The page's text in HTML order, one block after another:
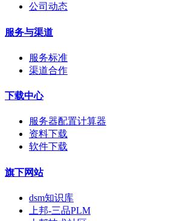
公司动态
服务与渠道
服务标准
渠道合作
下载中心
服务器配置计算器
资料下载
软件下载
旗下网站
dsm知识库
上邦-三品PLM